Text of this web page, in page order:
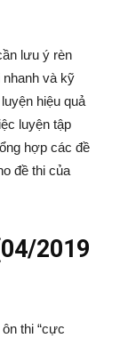
lưu ý rèn
nhanh và kỹ
hiệu quả
luyện tập
hợp các đề
đề thi của
2019
thi “cực